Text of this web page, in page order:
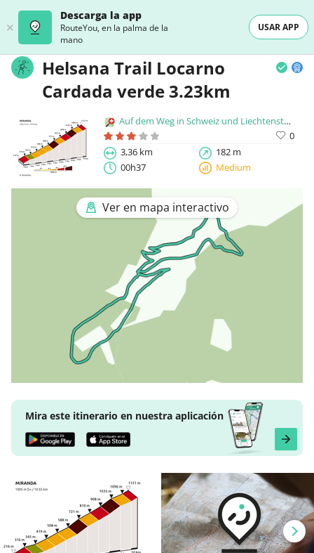
Descarga la app
RouteYou, en la palma de la
mano
USAR APP
Helsana Trail Locarno
Cardada verde 3.23km
Auf dem Weg in Schweiz und Liechtenstein
0
3,36 km
182 m
00h37
Medium
Ver en mapa interactivo
Mira este itinerario en nuestra aplicación